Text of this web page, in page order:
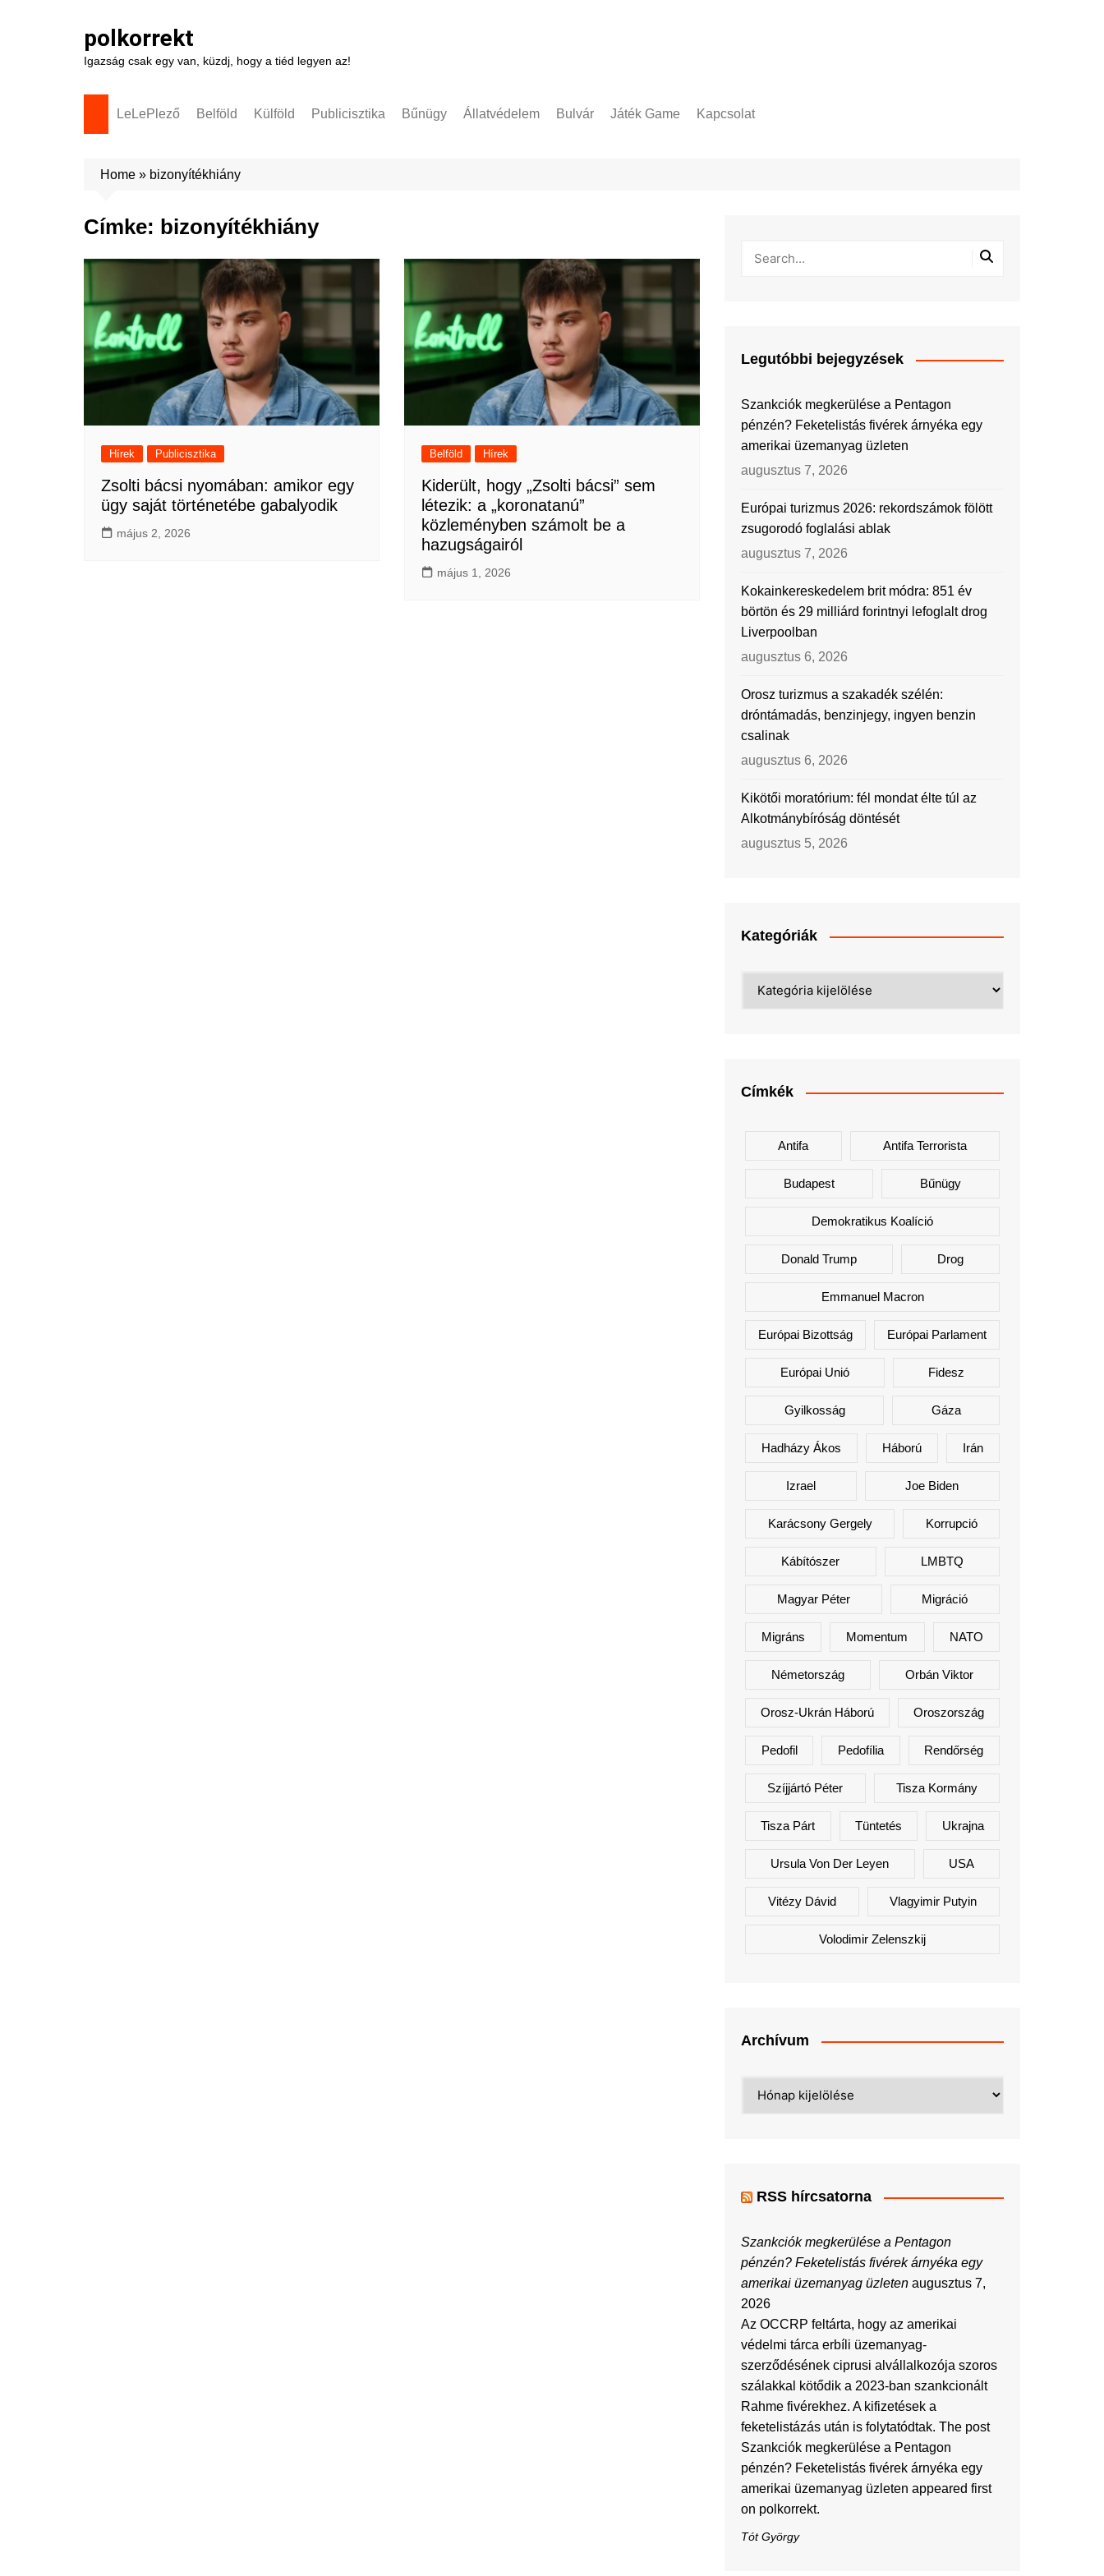
polkorrekt
Igazság csak egy van, küzdj, hogy a tiéd legyen az!
LeLePlező Belföld Külföld Publicisztika Bűnügy Állatvédelem Bulvár Játék Game Kapcsolat
Home » bizonyítékhiány
Címke: bizonyítékhiány
Hírek Publicisztika
Zsolti bácsi nyomában: amikor egy
ügy saját történetébe gabalyodik
május 2, 2026
Belföld Hírek
Kiderült, hogy „Zsolti bácsi” sem
létezik: a „koronatanú”
közleményben számolt be a
hazugságairól
május 1, 2026
Legutóbbi bejegyzések
Szankciók megkerülése a Pentagon
pénzén? Feketelistás fivérek árnyéka egy
amerikai üzemanyag üzleten
augusztus 7, 2026
Európai turizmus 2026: rekordszámok fölött
zsugorodó foglalási ablak
augusztus 7, 2026
Kokainkereskedelem brit módra: 851 év
börtön és 29 milliárd forintnyi lefoglalt drog
Liverpoolban
augusztus 6, 2026
Orosz turizmus a szakadék szélén:
dróntámadás, benzinjegy, ingyen benzin
csalinak
augusztus 6, 2026
Kikötői moratórium: fél mondat élte túl az
Alkotmánybíróság döntését
augusztus 5, 2026
Kategóriák
Címkék
Antifa Antifa Terrorista
Budapest Bűnügy
Demokratikus Koalíció
Donald Trump Drog
Emmanuel Macron
Európai Bizottság Európai Parlament
Európai Unió Fidesz
Gyilkosság Gáza
Hadházy Ákos Háború Irán
Izrael Joe Biden
Karácsony Gergely Korrupció
Kábítószer LMBTQ
Magyar Péter Migráció
Migráns Momentum NATO
Németország Orbán Viktor
Orosz-Ukrán Háború Oroszország
Pedofil Pedofília Rendőrség
Szíjjártó Péter Tisza Kormány
Tisza Párt Tüntetés Ukrajna
Ursula Von Der Leyen USA
Vitézy Dávid Vlagyimir Putyin
Volodimir Zelenszkij
Archívum
RSS hírcsatorna
Szankciók megkerülése a Pentagon
pénzén? Feketelistás fivérek árnyéka egy
amerikai üzemanyag üzleten augusztus 7,
2026
Az OCCRP feltárta, hogy az amerikai
védelmi tárca erbíli üzemanyag-
szerződésének ciprusi alvállalkozója szoros
szálakkal kötődik a 2023-ban szankcionált
Rahme fivérekhez. A kifizetések a
feketelistázás után is folytatódtak. The post
Szankciók megkerülése a Pentagon
pénzén? Feketelistás fivérek árnyéka egy
amerikai üzemanyag üzleten appeared first
on polkorrekt.
Tót György